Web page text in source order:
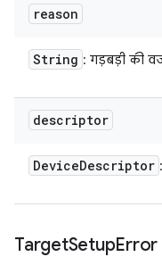
reason
String : गड़बड़ी की
descriptor
DeviceDescriptor
TargetSetupError